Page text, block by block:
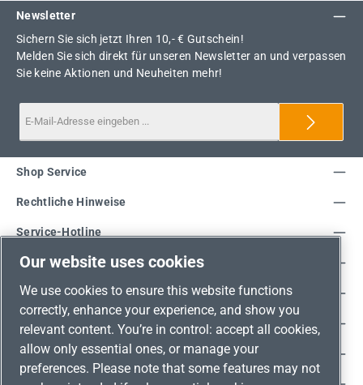
Newsletter
Sichern Sie sich jetzt Ihren 10,- € Gutschein!
Melden Sie sich direkt für unseren Newsletter an und verpassen
Sie keine Aktionen und Neuheiten mehr!
Service-Hotline
Shop Service
Rechtliche Hinweise
Unsere Vorteile
Versandarten
Zahlungsarten
Adresse
Our website uses cookies
We use cookies to ensure this website functions
correctly, enhance your experience, and show you
relevant content. You’re in control: accept all cookies,
allow only essential ones, or manage your
preferences. Please note that some features may not